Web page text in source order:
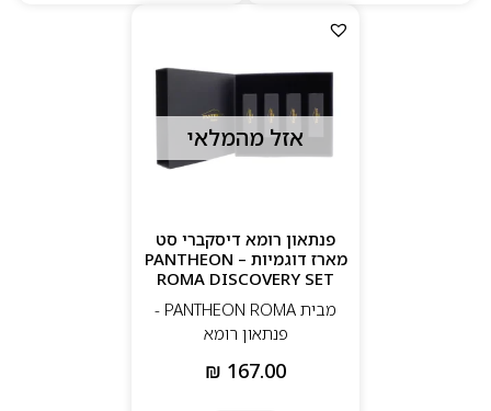
אזל מהמלאי
פנתאון רומא דיסקברי סט
מארז דוגמיות – PANTHEON
ROMA DISCOVERY SET
מבית PANTHEON ROMA -
פנתאון רומא
₪ 167.00